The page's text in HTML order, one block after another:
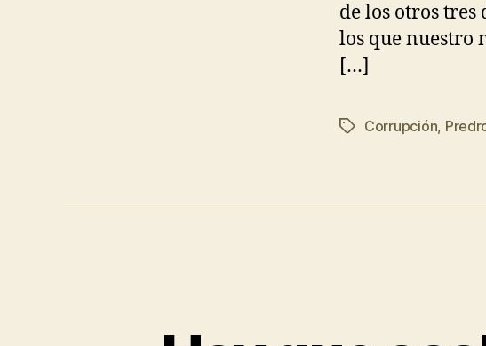
de los otros tres
los que nuestro
[…]
Corrupción,